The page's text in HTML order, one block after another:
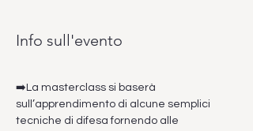
Info sull'evento
➡️La masterclass si baserà
sull’apprendimento di alcune semplici
tecniche di difesa fornendo alle